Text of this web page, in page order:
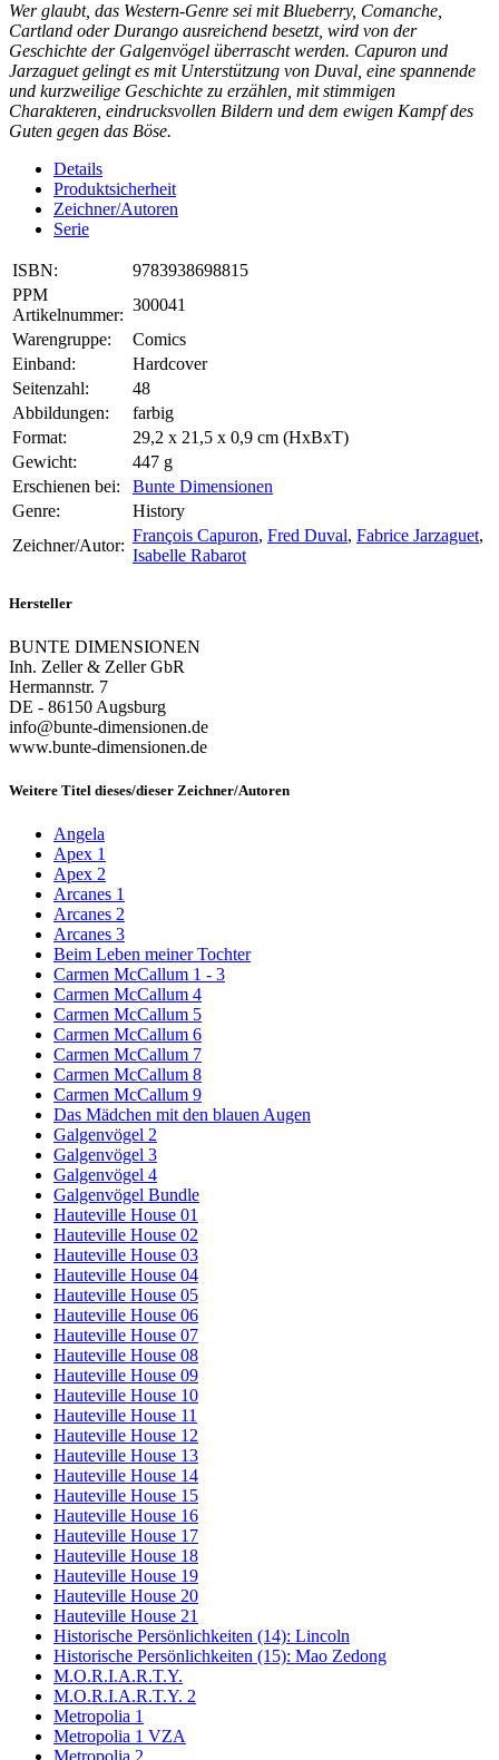
Wer glaubt, das Western-Genre sei mit Blueberry, Comanche,
Cartland oder Durango ausreichend besetzt, wird von der
Geschichte der Galgenvögel überrascht werden. Capuron und
Jarzaguet gelingt es mit Unterstützung von Duval, eine spannende
und kurzweilige Geschichte zu erzählen, mit stimmigen
Charakteren, eindrucksvollen Bildern und dem ewigen Kampf des
Guten gegen das Böse.
Details
Produktsicherheit
Zeichner/Autoren
Serie
ISBN:
9783938698815
PPM
Artikelnummer:
300041
Warengruppe:
Comics
Einband:
Hardcover
Seitenzahl:
48
Abbildungen:
farbig
Format:
29,2 x 21,5 x 0,9 cm (HxBxT)
Gewicht:
447 g
Erschienen bei:
Bunte Dimensionen
Genre:
History
Zeichner/Autor:
François Capuron, Fred Duval, Fabrice Jarzaguet,
Isabelle Rabarot
Hersteller
BUNTE DIMENSIONEN
Inh. Zeller & Zeller GbR
Hermannstr. 7
DE - 86150 Augsburg
info@bunte-dimensionen.de
www.bunte-dimensionen.de
Weitere Titel dieses/dieser Zeichner/Autoren
Angela
Apex 1
Apex 2
Arcanes 1
Arcanes 2
Arcanes 3
Beim Leben meiner Tochter
Carmen McCallum 1 - 3
Carmen McCallum 4
Carmen McCallum 5
Carmen McCallum 6
Carmen McCallum 7
Carmen McCallum 8
Carmen McCallum 9
Das Mädchen mit den blauen Augen
Galgenvögel 2
Galgenvögel 3
Galgenvögel 4
Galgenvögel Bundle
Hauteville House 01
Hauteville House 02
Hauteville House 03
Hauteville House 04
Hauteville House 05
Hauteville House 06
Hauteville House 07
Hauteville House 08
Hauteville House 09
Hauteville House 10
Hauteville House 11
Hauteville House 12
Hauteville House 13
Hauteville House 14
Hauteville House 15
Hauteville House 16
Hauteville House 17
Hauteville House 18
Hauteville House 19
Hauteville House 20
Hauteville House 21
Historische Persönlichkeiten (14): Lincoln
Historische Persönlichkeiten (15): Mao Zedong
M.O.R.I.A.R.T.Y.
M.O.R.I.A.R.T.Y. 2
Metropolia 1
Metropolia 1 VZA
Metropolia 2